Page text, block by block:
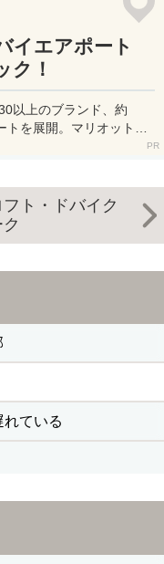
イエアポート
ク！
以上のブランド、約
を展開。マリオット提
得なマリオット公式サイト
フト・ドバイク
れている